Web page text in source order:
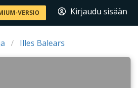
VERSIO Kirjaudu sisään
Illes Balears